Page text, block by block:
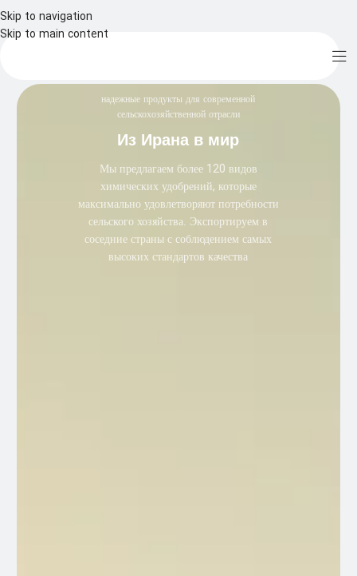
Skip to navigation
Skip to main content
надежные продукты для современной
сельскохозяйственной отрасли
Из Ирана в мир
Мы предлагаем более 120 видов
химических удобрений, которые
максимально удовлетворяют потребности
сельского хозяйства. Экспортируем в
соседние страны с соблюдением самых
высоких стандартов качества